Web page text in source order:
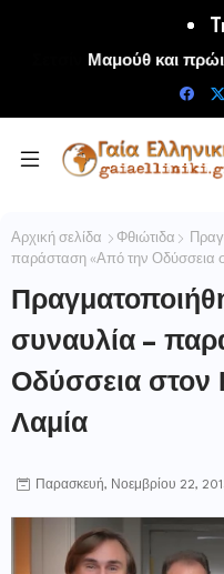
Μαμούθ και
Αρχική σελίδα Φθιώτιδα
συναυλία –
Οδύσσεια στον Κ.
Λαμία
Παρασκευή, Νοεμβρίου 22,